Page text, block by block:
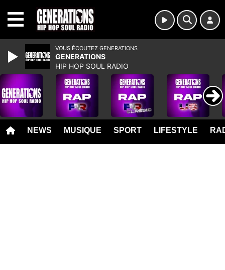
NEWS MUSIQUE SPORT LIFESTYLE
VOUS ÉCOUTEZ GENERATIONS
GENERATIONS
HIP HOP SOUL RADIO